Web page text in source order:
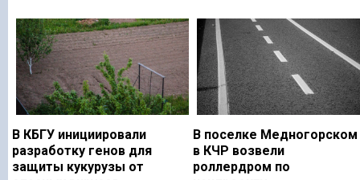
В КБГУ инициировали
разработку генов для
защиты кукурузы от
В поселке Медногорском
в КЧР возвели
роллердром по